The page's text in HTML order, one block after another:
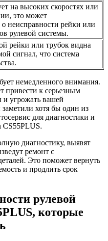
на высоких скоростях или
это может
о неисправности рейки или
рулевой системы.
рейки или трубок видна
сигнал, что система
немедленного внимания.
привести к серьезным
и угрожать вашей
хотя бы один из
для диагностики и
CS55PLUS.
диагностику, выявят
ремонт с
Это поможет вернуть
и продлить срок
рулевой
которые